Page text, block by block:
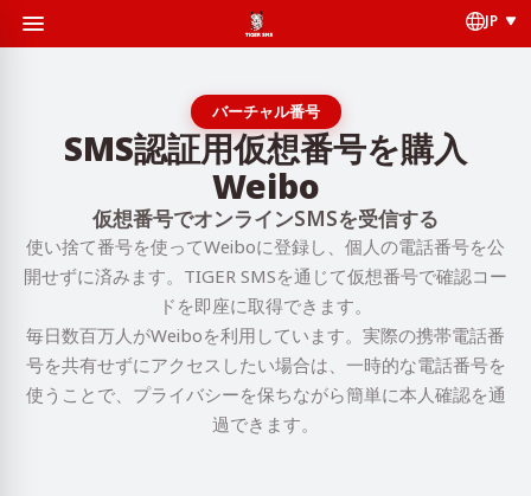
JP
バーチャル番号
SMS認証用仮想番号を購入
Weibo
仮想番号でオンラインSMSを受信する
使い捨て番号を使ってWeiboに登録し、個人の電話番号を公
開せずに済みます。TIGER SMSを通じて仮想番号で確認コー
ドを即座に取得できます。
毎日数百万人がWeiboを利用しています。実際の携帯電話番
号を共有せずにアクセスしたい場合は、一時的な電話番号を
使うことで、プライバシーを保ちながら簡単に本人確認を通
過できます。